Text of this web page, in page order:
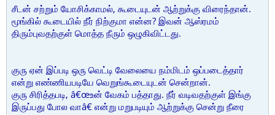
சீடன் சற்றும் யோசிக்காமல், கூடையுடன் ஆற்றுக்கு விரைந்தான்.
மூங்கில் கூடையில் நீர் நிற்குமா என்ன? இவன் ஆஸ்ரமம்
திரும்புவதற்குள் மொத்த நீரும் ஒழுகிவிட்டது.
குரு ஏன் இப்படி ஒரு வெட்டி வேலையை நம்மிடம் ஒப்படைத்தார்
என்று எண்ணியபடியே வெறுங்கூடையுடன் சென்றான்.
குரு சிரித்தபடி, â€œஉன் வேகம் பத்தாது. நீர் வடிவதற்குள் இங்கு
இருப்பது போல வாâ€ என்று மறுபடியும் ஆற்றுக்கு சென்று நீரை